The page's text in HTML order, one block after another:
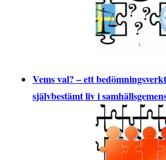
Vems val? – ett
självbestämt liv i